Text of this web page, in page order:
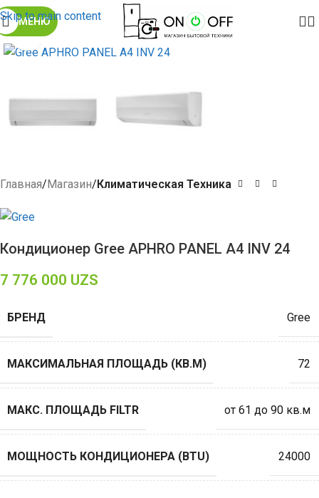
Skip to main content
МЕНЮ
Click to enlarge
Главная Магазин Климатическая Техника
Кондиционер Gree APHRO PANEL A4 INV 24
7 776 000 UZS
БРЕНД Gree
МАКСИМАЛЬНАЯ ПЛОЩАДЬ (КВ.М) 72
МАКС. ПЛОЩАДЬ FILTR от 61 до 90 кв.м
МОЩНОСТЬ КОНДИЦИОНЕРА (BTU) 24000